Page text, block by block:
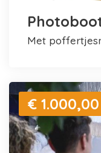
met
€ 1.000,00